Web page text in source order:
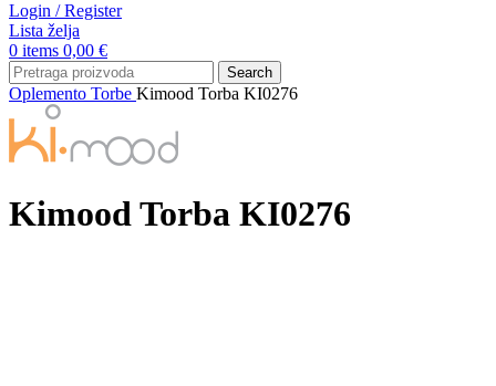
Login / Register
Lista želja
0 items 0,00 €
Search
Oplemento Torbe Kimood Torba KI0276
Kimood Torba KI0276